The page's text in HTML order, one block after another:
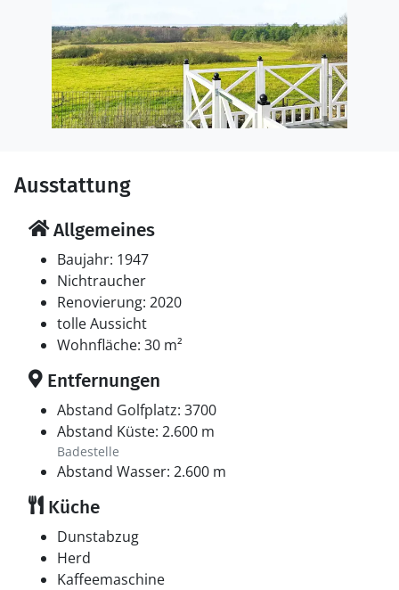
Ausstattung
Allgemeines
Baujahr: 1947
Nichtraucher
Renovierung: 2020
tolle Aussicht
Wohnfläche: 30 m²
Entfernungen
Abstand Golfplatz: 3700
Abstand Küste: 2.600 m
Badestelle
Abstand Wasser: 2.600 m
Küche
Dunstabzug
Herd
Kaffeemaschine